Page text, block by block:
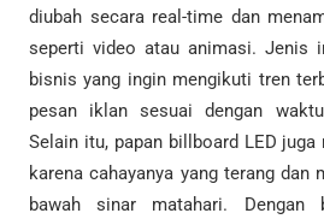
diubah secara real-time dan
seperti video atau animasi. Jenis
bisnis yang ingin mengikuti tren
pesan iklan sesuai dengan
Selain itu, papan billboard LED
karena cahayanya yang terang dan
bawah sinar matahari. Dengan